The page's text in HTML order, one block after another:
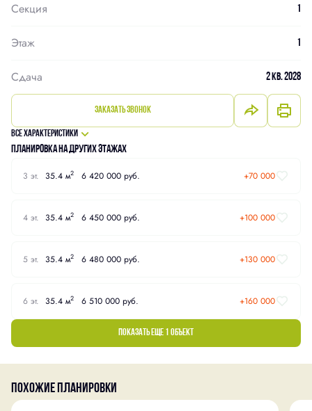
Секция 1
Этаж 1
Сдача 2 кв. 2028
Заказать звонок
Все характеристики
Планировка на других этажах
3 эт. 35.4 м2 6 420 000 руб. +70 000
4 эт. 35.4 м2 6 450 000 руб. +100 000
5 эт. 35.4 м2 6 480 000 руб. +130 000
6 эт. 35.4 м2 6 510 000 руб. +160 000
Показать еще 1 объект
Похожие планировки